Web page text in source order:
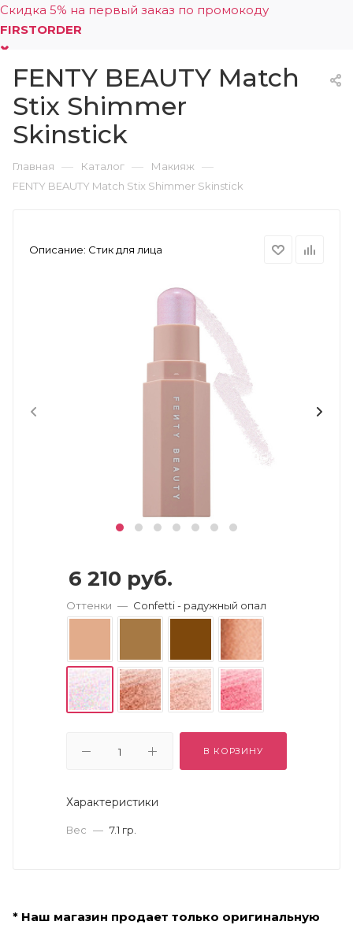
Скидка 5% на первый заказ по промокоду
FIRSTORDER
0
FENTY BEAUTY Match
Stix Shimmer
Skinstick
Главная — Каталог — Макияж —
FENTY BEAUTY Match Stix Shimmer Skinstick
Описание: Стик для лица
6 210 руб.
Оттенки — Confetti - радужный опал
В КОРЗИНУ
Характеристики
Вес — 7.1 гр.
* Наш магазин продает только оригинальную